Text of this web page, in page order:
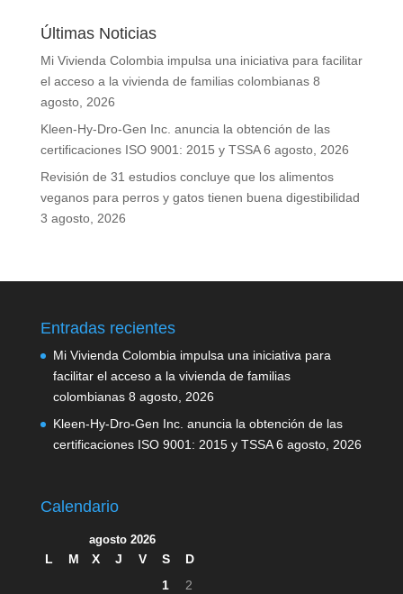
Últimas Noticias
Mi Vivienda Colombia impulsa una iniciativa para facilitar
el acceso a la vivienda de familias colombianas 8
agosto, 2026
Kleen-Hy-Dro-Gen Inc. anuncia la obtención de las
certificaciones ISO 9001: 2015 y TSSA 6 agosto, 2026
Revisión de 31 estudios concluye que los alimentos
veganos para perros y gatos tienen buena digestibilidad
3 agosto, 2026
Entradas recientes
Mi Vivienda Colombia impulsa una iniciativa para
facilitar el acceso a la vivienda de familias
colombianas 8 agosto, 2026
Kleen-Hy-Dro-Gen Inc. anuncia la obtención de las
certificaciones ISO 9001: 2015 y TSSA 6 agosto, 2026
Calendario
agosto 2026
L M X J V S
D
1
2